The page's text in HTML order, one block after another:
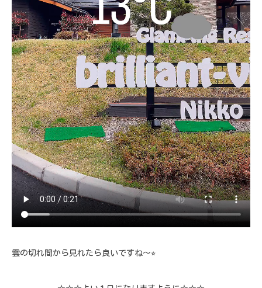
雲の切れ間から見れたら良いですね〜⭐︎